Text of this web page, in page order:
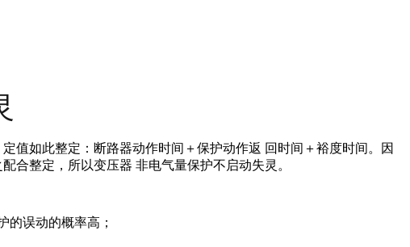
值如此整定：断路器动作时间＋保护动作返 回时间＋裕度时间。因
合整定，所以变压器 非电气量保护不启动失灵。
的误动的概率高；